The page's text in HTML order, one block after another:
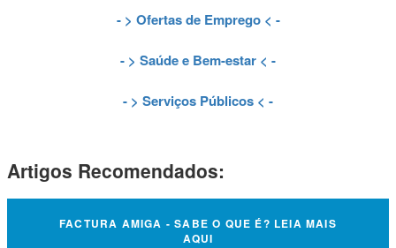
- > Ofertas de Emprego< -
- > Saúde e Bem-estar < -
- > Serviços Públicos < -
Artigos Recomendados:
FACTURA AMIGA - SABE O QUE É? LEIA MAIS
AQUI